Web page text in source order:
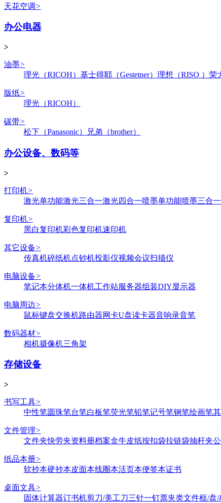
天花空调>
办公电器
>
油墨>
理光（RICOH） 基士得耶（Gestetner） 理想（RISO ） 荣
版纸>
理光（RICOH）
碳带>
松下（Panasonic）
兄弟（brother）
办公设备、数码等
>
打印机>
激光单功能激光三合一激光四合一喷墨单功能喷墨三合一
复印机>
黑白复印机彩色复印机速印机
其它设备>
传真机碎纸机点钞机投影仪视频会议扫描仪
电脑设备>
笔记本分体机一体机工作站服务器组装DIY显示器
电脑周边>
鼠标键盘交换机路由器网卡U盘读卡器音响录音笔
数码器材>
相机摄像机三角架
存储设备
>
书写工具>
中性笔圆珠笔台笔白板笔荧光笔铅笔记号笔钢笔绘画笔
文件管理>
文件夹快劳夹资料册档案盒牛皮纸按扣袋拉链袋抽杆夹
纸品本册>
软抄本硬抄本皮面本线圈本活页本便签本证书
桌面文具>
固体计算器订书机剪刀/美工刀三针一钉票夹类文件框/盘/